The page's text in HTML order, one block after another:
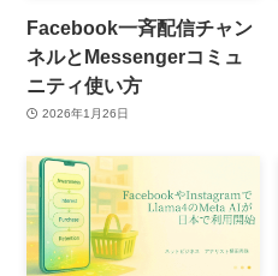
Facebook一斉配信チャン
ネルとMessengerコミュ
ニティ使い方
2026年1月26日